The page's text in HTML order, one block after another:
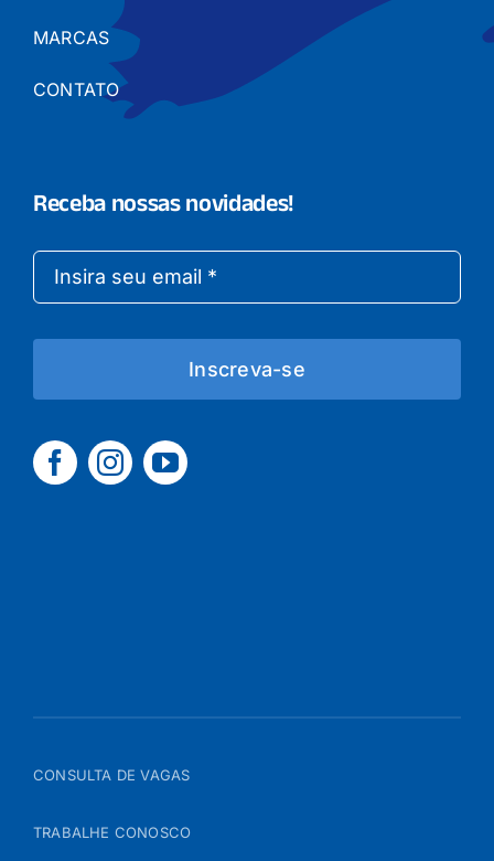
MARCAS
CONTATO
Receba nossas novidades!
Inscreva-se
CONSULTA DE VAGAS
TRABALHE CONOSCO